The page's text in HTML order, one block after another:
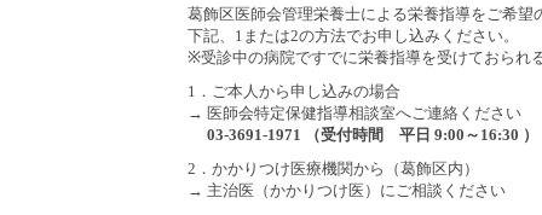
葛飾区医師会管理栄養士による栄養指導をご希望
下記、1または2の方法でお申し込みください。
※受診中の病院ですでに栄養指導を受けておられ
1．ご本人から申し込みの場合
→ 医師会特定保健指導相談室へご連絡ください
03‐3691‐1971 （受付時間 平日 9:00～16:30 ）
2．かかりつけ医療機関から（葛飾区内）
→ 主治医（かかりつけ医）にご相談ください